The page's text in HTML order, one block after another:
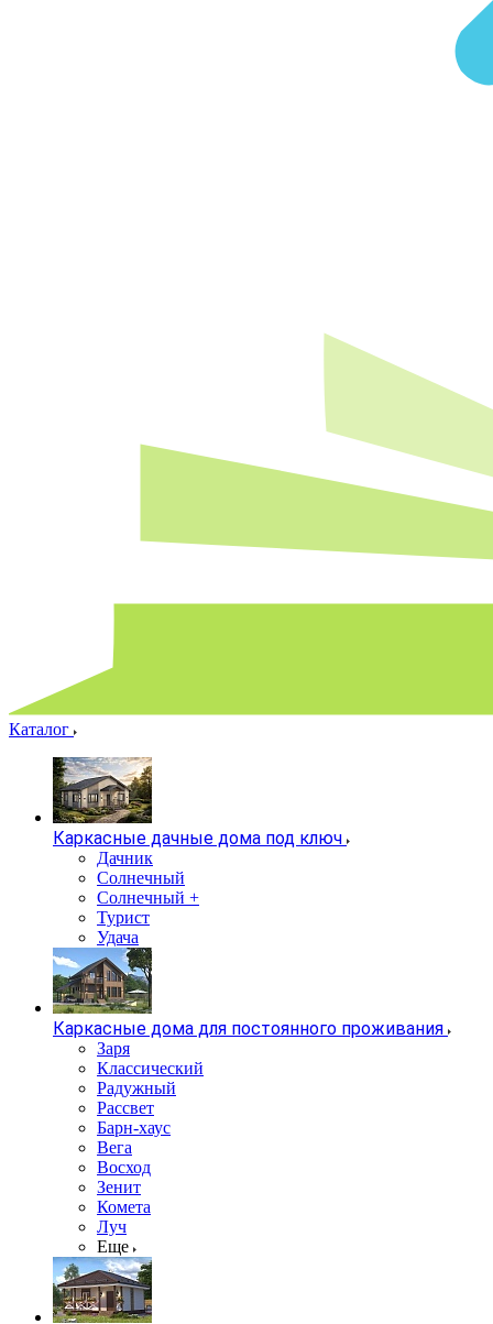
Каталог
Каркасные дачные дома под ключ
Дачник
Солнечный
Солнечный +
Турист
Удача
Каркасные дома для постоянного проживания
Заря
Классический
Радужный
Рассвет
Барн-хаус
Вега
Восход
Зенит
Комета
Луч
Еще